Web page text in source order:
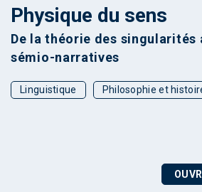
Physique du sens
De la théorie des singularités
sémio-narratives
Linguistique Philosophie et